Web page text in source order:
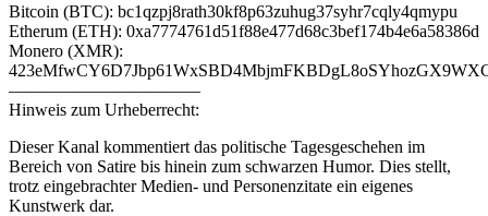
Bitcoin (BTC): bc1qzpj8rath30kf8p63zuhug37syhr7cqly4qmypu
Etherum (ETH): 0xa7774761d51f88e477d68c3bef174b4e6a58386d
Monero (XMR):
———————————
Hinweis zum Urheberrecht:
Dieser Kanal kommentiert das politische Tagesgeschehen im
Bereich von Satire bis hinein zum schwarzen Humor. Dies stellt,
trotz eingebrachter Medien- und Personenzitate ein eigenes
Kunstwerk dar.